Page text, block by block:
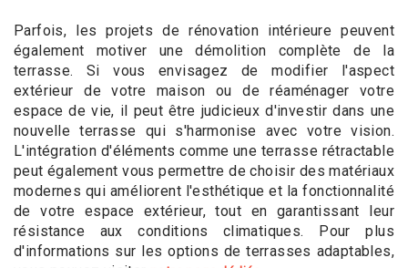
Parfois, les projets de rénovation intérieure peuvent
également motiver une démolition complète de la
terrasse. Si vous envisagez de modifier l'aspect
extérieur de votre maison ou de réaménager votre
espace de vie, il peut être judicieux d'investir dans une
nouvelle terrasse qui s'harmonise avec votre vision.
L'intégration d'éléments comme une terrasse rétractable
peut également vous permettre de choisir des matériaux
modernes qui améliorent l'esthétique et la fonctionnalité
de votre espace extérieur, tout en garantissant leur
résistance aux conditions climatiques. Pour plus
d'informations sur les options de terrasses adaptables,